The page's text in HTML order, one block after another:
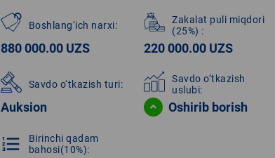
Boshlang‘ich narxi:
880 000.00 UZS
Zakalat puli miqdori
(25%) :
220 000.00 UZS
Savdo o‘tkazish turi:
Auksion
Savdo o‘tkazish
uslubi:
Oshirib borish
format_list_numbered
Birinchi qadam
bahosi(10%):